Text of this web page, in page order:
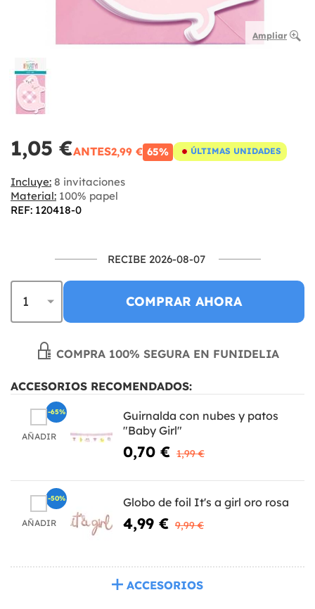
Ampliar
1,05 €ANTES2,99 € 65% ÚLTIMAS UNIDADES
Incluye: 8 invitaciones
Material: 100% papel
REF: 120418-0
RECIBE 2026-08-07
COMPRAR AHORA
COMPRA 100% SEGURA EN FUNIDELIA
ACCESORIOS RECOMENDADOS:
AÑADIR
Guirnalda con nubes y patos
"Baby Girl"
0,70 € 1,99 €
-65%
AÑADIR
Globo de foil It's a girl oro rosa
4,99 € 9,99 €
-50%
ACCESORIOS